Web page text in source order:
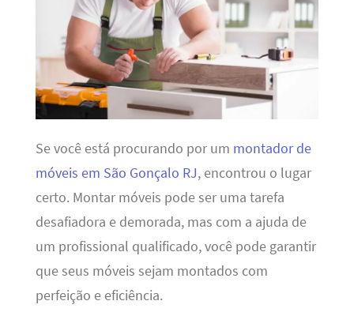
Se você está procurando por um montador de
móveis em São Gonçalo RJ, encontrou o lugar
certo. Montar móveis pode ser uma tarefa
desafiadora e demorada, mas com a ajuda de
um profissional qualificado, você pode garantir
que seus móveis sejam montados com
perfeição e eficiência.